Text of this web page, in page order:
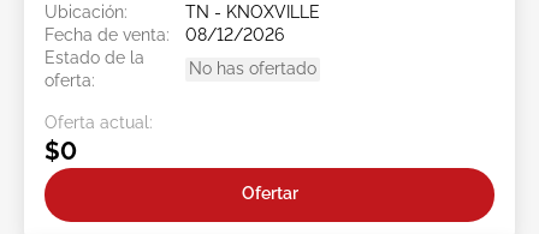
Ubicación:
TN - KNOXVILLE
Fecha de venta:
08/12/2026
Estado de la
oferta:
No has ofertado
Oferta actual:
$0
Ofertar